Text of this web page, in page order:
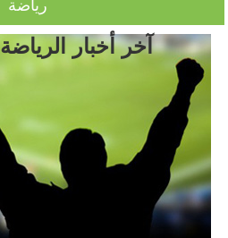
رياضة
آخر أخبار الرياضة